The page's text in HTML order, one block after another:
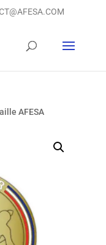
AFESA